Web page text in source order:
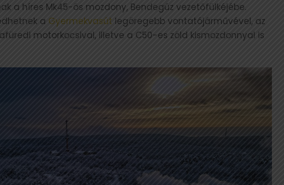
a híres Mk45-ös mozdony, Bendegúz vezetőfülkéjébe.
a Gyermekvasút legöregebb vontatójárművével, az
motorkocsival, illetve a C50-es zöld kismozdonnyal is